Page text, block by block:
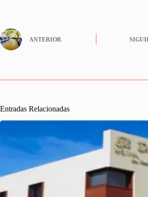
ok r
A
pp
ANTERIOR
Entradas Relacionadas